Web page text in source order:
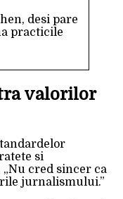
desi pare
practicile
valorilor
si
cred sincer ca
jurnalismului.”